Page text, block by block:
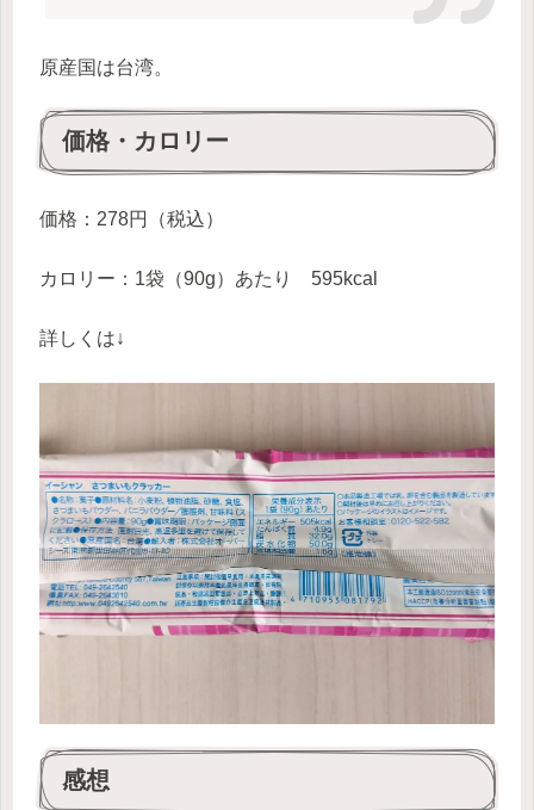
原産国は台湾。
価格・カロリー
価格：278円（税込）
カロリー：1袋（90g）あたり 595kcal
詳しくは↓
感想